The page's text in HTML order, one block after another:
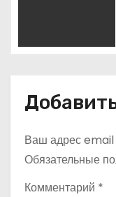
п
с
я
м
Ваш адрес email
Обязательные
Комментарий *